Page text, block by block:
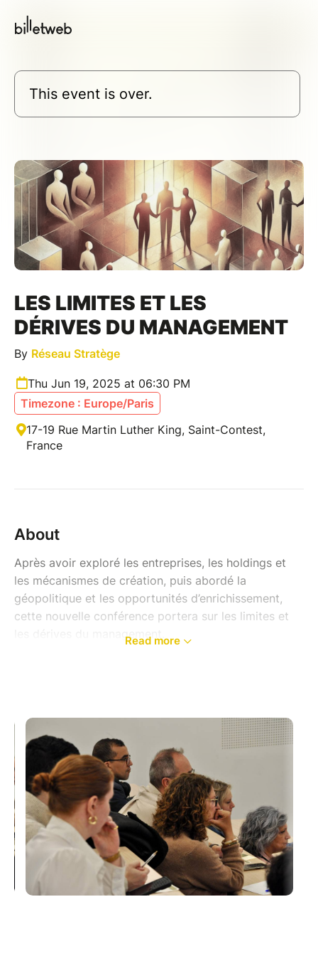
This event is over.
LES LIMITES ET LES
DÉRIVES DU MANAGEMENT
By Réseau Stratège
Thu Jun 19, 2025 at 06:30 PM
Timezone : Europe/Paris
17-19 Rue Martin Luther King, Saint-Contest,
France
About
Après avoir exploré les entreprises, les holdings et
les mécanismes de création, puis abordé la
géopolitique et les opportunités d’enrichissement,
cette nouvelle conférence portera sur les limites et
les dérives du management.
Les fondements et les bases du management
Les techniques managériales
Les manipulations et les dérives possibles
L'identification et la prévention des dérives
Conférence suivie d’un moment d’échange convivial
et de rafraîchissements.
Le conférencier :
Ancien officier pilote d’avions et d’hélicoptères dans
Read more